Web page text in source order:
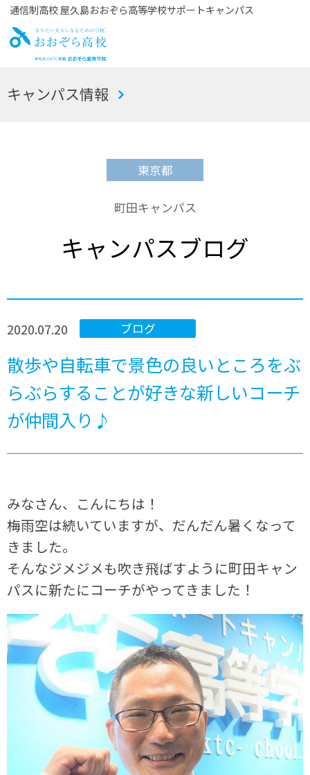
通信制高校 屋久島おおぞら高等学校サポートキャンパス
お
キャンパス情報
東京都
町田キャンパス
キャンパスブログ
ブログ
2020.07.20
散歩や自転車で景色の良いところをぶ
らぶらすることが好きな新しいコーチ
が仲間入り♪
みなさん、こんにちは！
梅雨空は続いていますが、だんだん暑くなって
きました。
そんなジメジメも吹き飛ばすように町田キャン
パスに新たにコーチがやってきました！